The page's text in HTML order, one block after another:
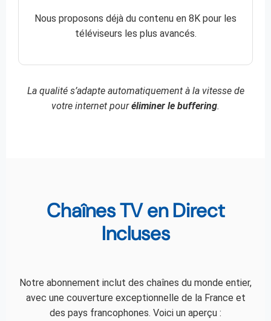
Nous proposons déjà du contenu en 8K pour les
téléviseurs les plus avancés.
La qualité s’adapte automatiquement à la vitesse de
votre internet pouréliminer le buffering.
Chaînes TV en Direct
Incluses
Notre abonnement inclut des chaînes du monde entier,
avec une couverture exceptionnelle de la France et
des pays francophones. Voici un aperçu :